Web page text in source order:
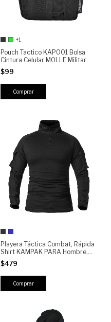
+1
Pouch Tactico KAP001 Bolsa
Cintura Celular MOLLE Militar
$99
Comprar
Playera Táctica Combat, Rápida
Shirt KAMPAK PARA Hombre,
Mujer- Manga Larga Ripstop |
Secado Rápido, Resistente y
Ligera
$479
Comprar